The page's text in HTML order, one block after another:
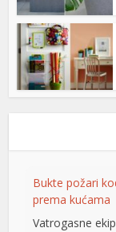
Bukte požari
prema kućama
Vatrogasne